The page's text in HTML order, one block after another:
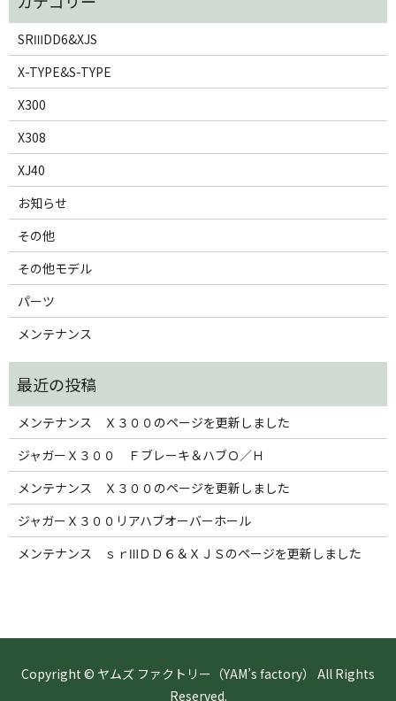
SRⅢDD6&XJS
X-TYPE&S-TYPE
X300
X308
XJ40
お知らせ
その他
その他モデル
パーツ
メンテナンス
メンテナンス Ｘ３００のページを更新しました
ジャガーＸ３００ Ｆブレーキ＆ハブＯ／Ｈ
メンテナンス Ｘ３００のページを更新しました
ジャガーＸ３００リアハブオーバーホール
メンテナンス ｓｒⅢＤＤ６＆ＸＪＳのページを更新しました
Copyright © ヤムズ ファクトリー（YAM’s factory） All Rights
Reserved.